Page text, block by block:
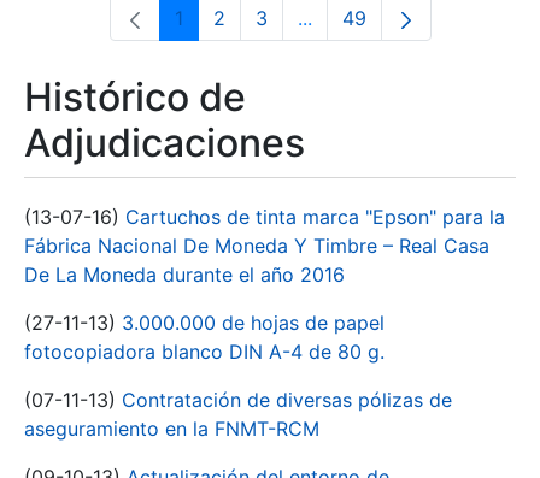
Página
1 Página
2 Página
3 ...Páginas intermedias Use
Página
49
Histórico de
Adjudicaciones
(13-07-16) Cartuchos de tinta marca "Epson" para la
Fábrica Nacional De Moneda Y Timbre – Real Casa
De La Moneda durante el año 2016
(27-11-13) 3.000.000 de hojas de papel
fotocopiadora blanco DIN A-4 de 80 g.
(07-11-13) Contratación de diversas pólizas de
aseguramiento en la FNMT-RCM